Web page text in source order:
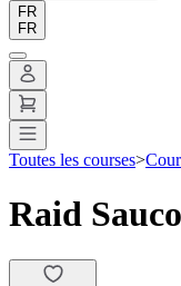
FR
FR
Toutes les courses>
Raid